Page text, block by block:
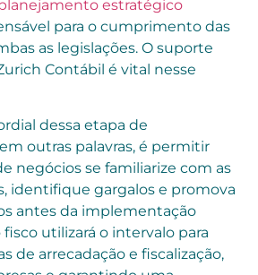
estratégico
para o cumprimento das
as legislações. O suporte
Contábil é vital nesse
dessa etapa de
outras palavras, é permitir
negócios se familiarize com as
identifique gargalos e promova
antes da implementação
utilizará o intervalo para
de arrecadação e fiscalização,